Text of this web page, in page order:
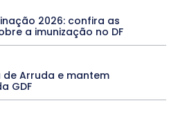
2026: confira as
a imunização no DF
de Arruda e mantem
GDF